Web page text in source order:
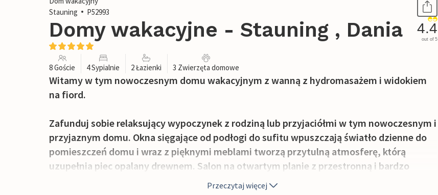
Stauning
P52993
Domy wakacyjne - Stauning , Dania 4.4
out of 5
8 Goście 4 Sypialnie 2 Łazienki 3 Zwierzęta domowe
Witamy w tym nowoczesnym domu wakacyjnym z wanną z hydromasażem i widokiem
na fiord.
Zafunduj sobie relaksujący wypoczynek z rodziną lub przyjaciółmi w tym nowoczesnym i
przyjaznym domu. Okna sięgające od podłogi do sufitu wpuszczają światło dzienne do
pomieszczeń domu i wraz z pięknymi meblami tworzą przytulną atmosferę, którą
uzupełnia piec opalany drewnem. Salon na otwartym planie z przestronną i bardzo
dobrze wyposażoną kuchnią, jadalnią i częścią dzienną z widokiem na fiord zachęca do
Przeczytaj więcej